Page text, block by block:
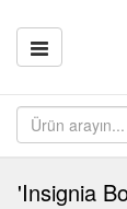
'Insignia